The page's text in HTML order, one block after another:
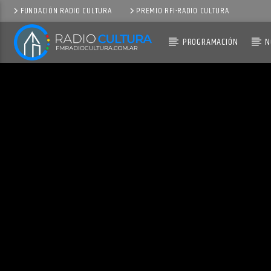
FUNDACIÓN RADIO CULTURA PREMIO RFI-RADIO CULTURA
PROGRAMACIÓN